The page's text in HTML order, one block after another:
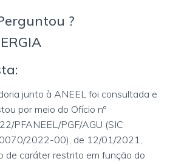
?
junto à ANEEL foi consultada e
por meio do Ofício nº
PFANEEL/PGF/AGU (SIC
2022-00), de 12/01/2021,
de caráter restrito em função do